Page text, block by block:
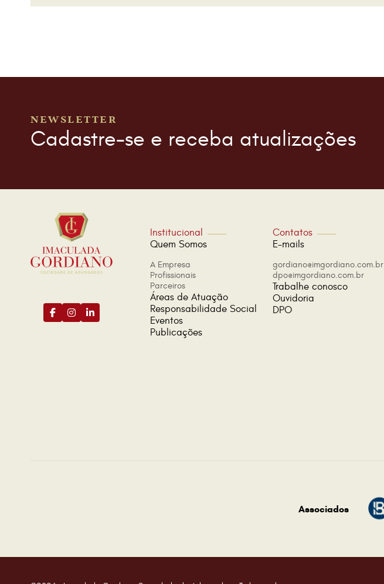
NEWSLETTER
Cadastre-se e receba atualizações
Institucional
Quem Somos
A Empresa
Profissionais
Parceiros
Áreas de Atuação
Responsabilidade Social
Eventos
Publicações
Contatos
E-mails
gordiano@imgordiano.com.br
dpo@imgordiano.com.br
Trabalhe conosco
Ouvidoria
DPO
Associados